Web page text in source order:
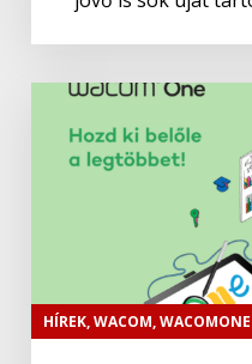
HÍREK,WACOM,WACOMONE